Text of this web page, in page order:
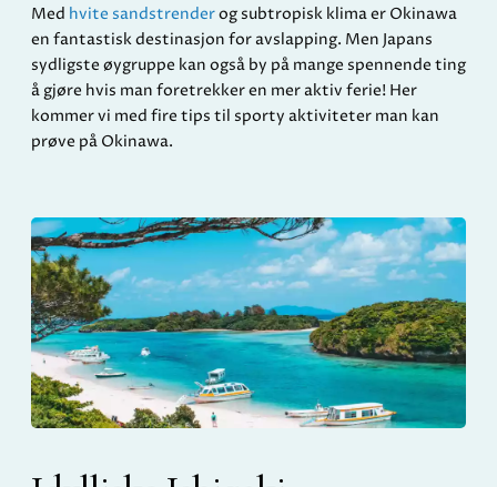
Med hvite sandstrenderog subtropisk klima er Okinawa
en fantastisk destinasjon for avslapping. Men Japans
sydligste øygruppe kan også by på mange spennende ting
å gjøre hvis man foretrekker en mer aktiv ferie! Her
kommer vi med fire tips til sporty aktiviteter man kan
prøve på Okinawa.